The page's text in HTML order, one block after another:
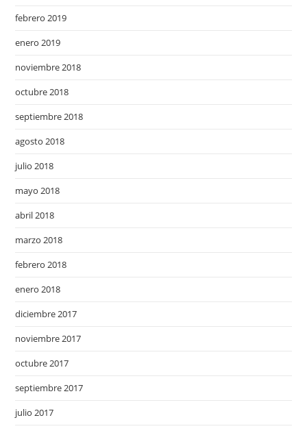
febrero 2019
enero 2019
noviembre 2018
octubre 2018
septiembre 2018
agosto 2018
julio 2018
mayo 2018
abril 2018
marzo 2018
febrero 2018
enero 2018
diciembre 2017
noviembre 2017
octubre 2017
septiembre 2017
julio 2017